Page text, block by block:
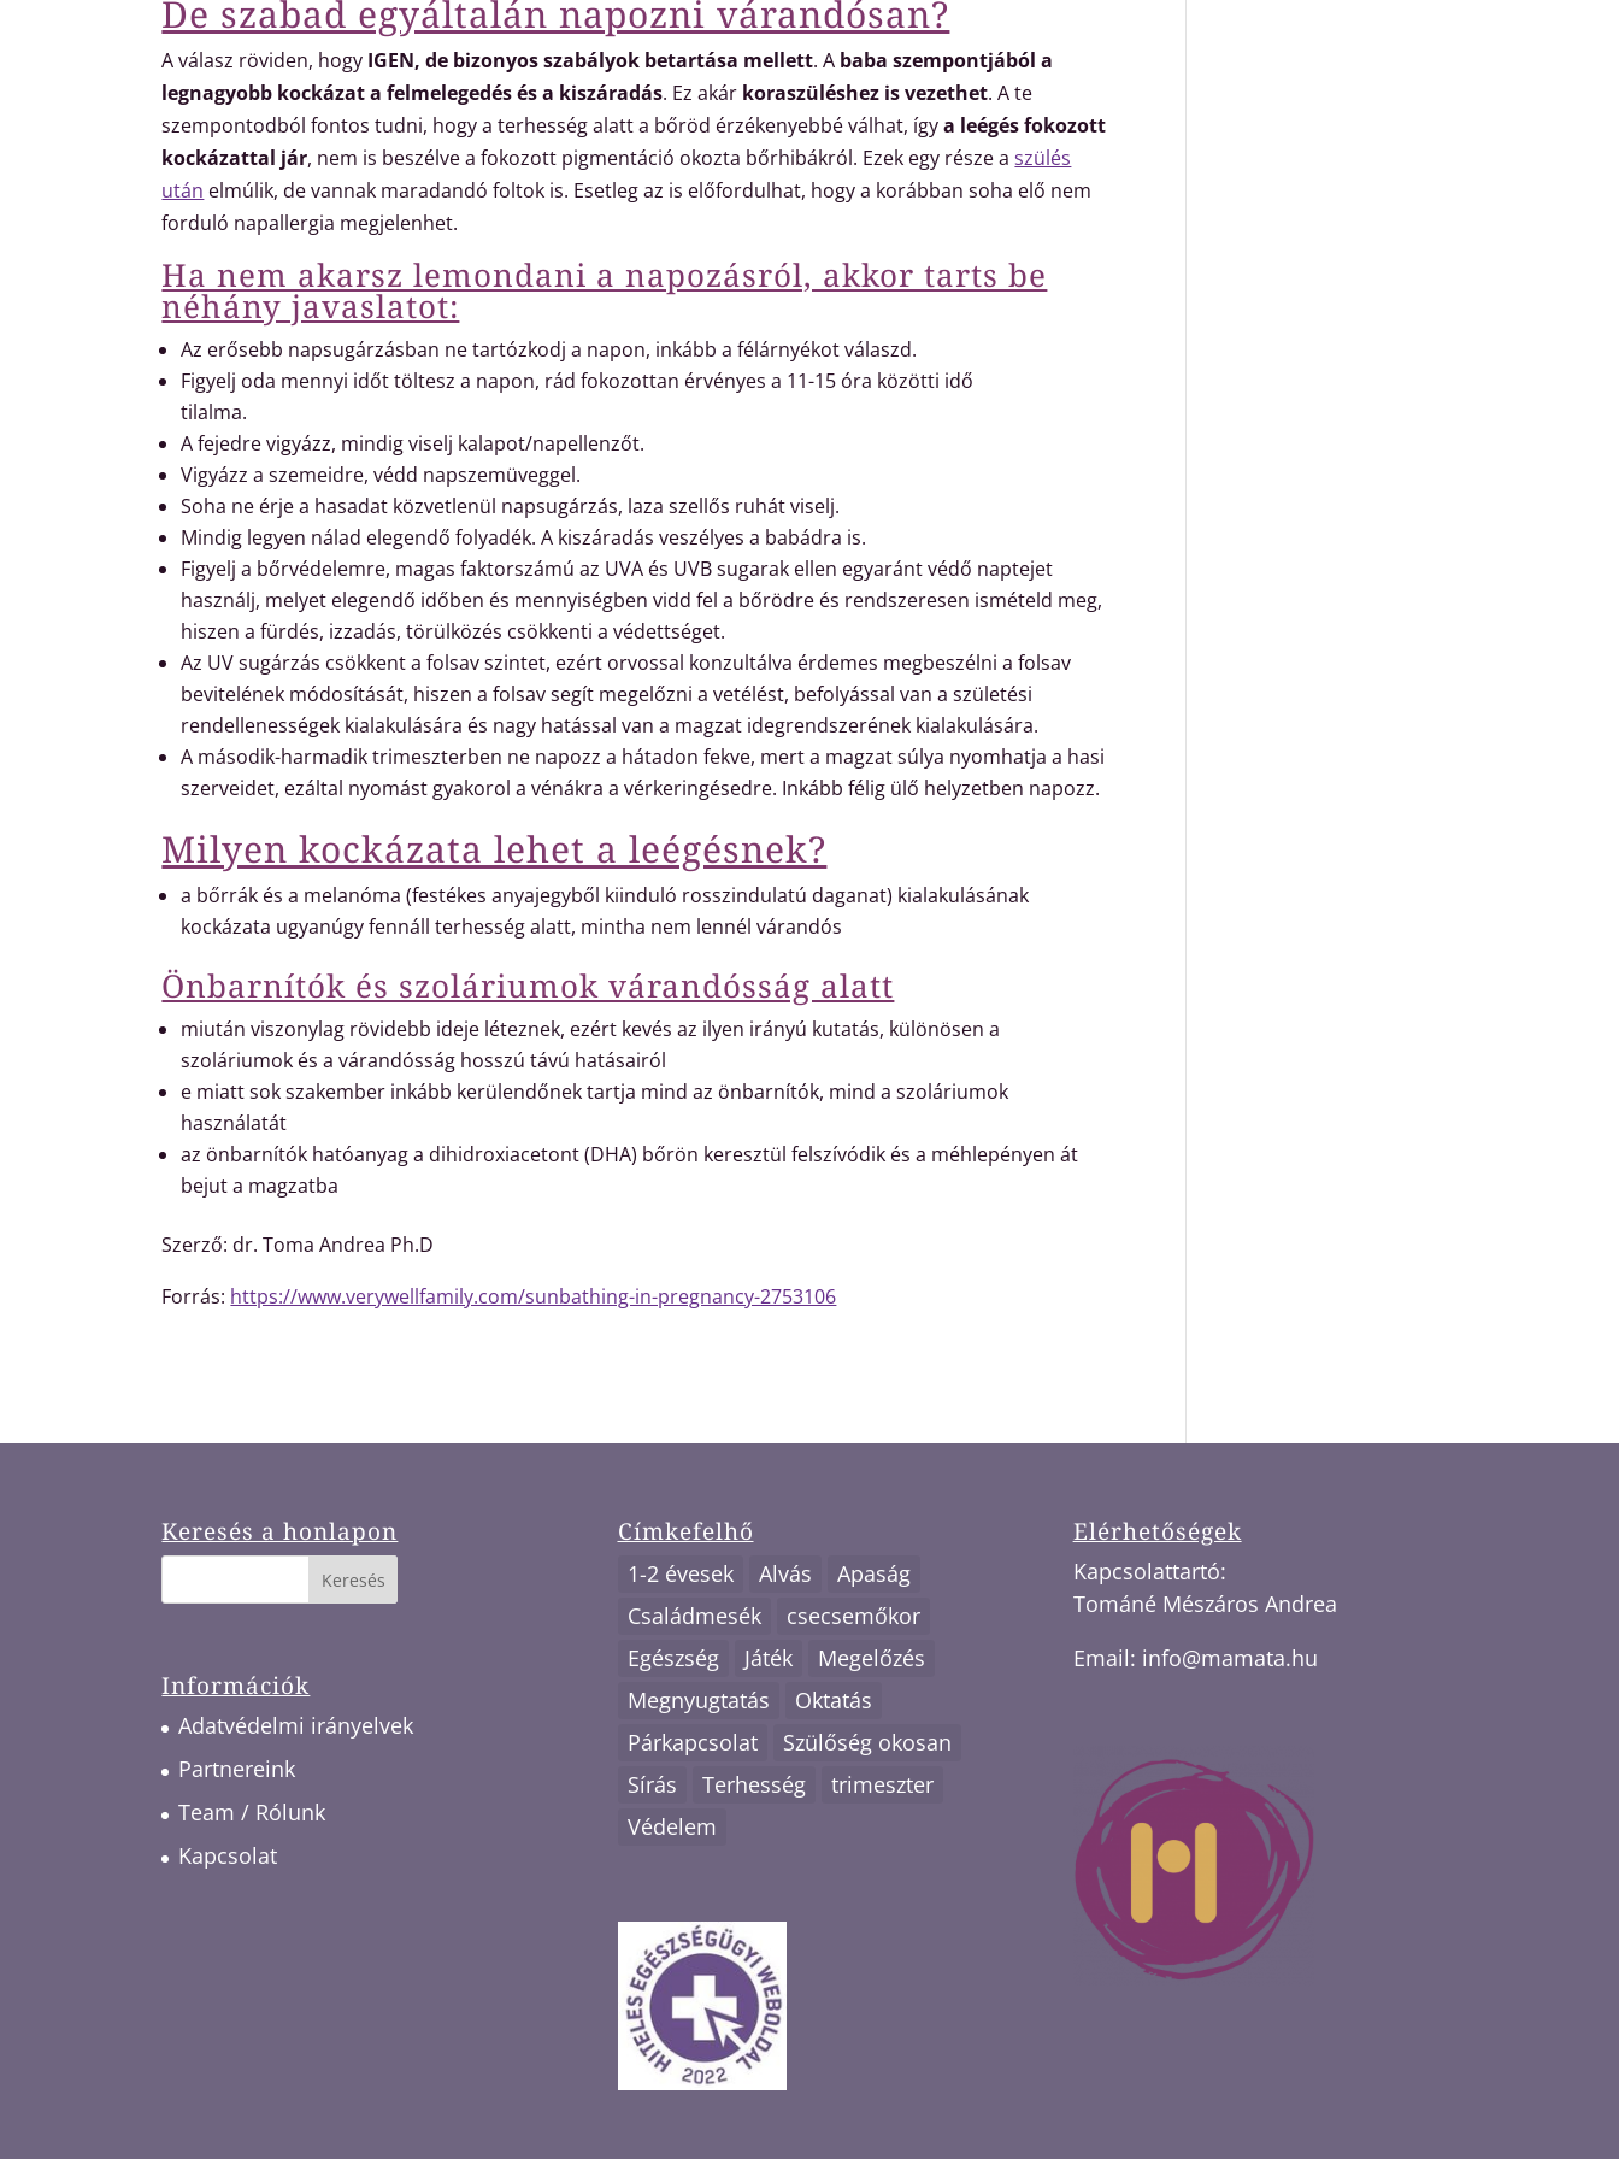
De szabad egyáltalán napozni várandósan?
A válasz röviden, hogy IGEN, de bizonyos szabályok betartása mellett. A baba szempontjából a
legnagyobb kockázat a felmelegedés és a kiszáradás. Ez akár koraszüléshez is vezethet. A te
szempontodból fontos tudni, hogy a terhesség alatt a bőröd érzékenyebbé válhat, ígya leégés fokozott
kockázattal jár, nem is beszélve a fokozott pigmentáció okozta bőrhibákról. Ezek egy része aszülés
után elmúlik, de vannak maradandó foltok is. Esetleg az is előfordulhat, hogy a korábban soha elő nem
forduló napallergia megjelenhet.
Ha nem akarsz lemondani a napozásról, akkor tarts be
néhány javaslatot:
Az erősebb napsugárzásban ne tartózkodj a napon, inkább a félárnyékot válaszd.
Figyelj oda mennyi időt töltesz a napon, rád fokozottan érvényes a 11-15 óra közötti idő
tilalma.
A fejedre vigyázz, mindig viselj kalapot/napellenzőt.
Vigyázz a szemeidre, védd napszemüveggel.
Soha ne érje a hasadat közvetlenül napsugárzás, laza szellős ruhát viselj.
Mindig legyen nálad elegendő folyadék. A kiszáradás veszélyes a babádra is.
Figyelj a bőrvédelemre, magas faktorszámú az UVA és UVB sugarak ellen egyaránt védő naptejet
használj, melyet elegendő időben és mennyiségben vidd fel a bőrödre és rendszeresen ismételd meg,
hiszen a fürdés, izzadás, törülközés csökkenti a védettséget.
Az UV sugárzás csökkent a folsav szintet, ezért orvossal konzultálva érdemes megbeszélni a folsav
bevitelének módosítását, hiszen a folsav segít megelőzni a vetélést, befolyással van a születési
rendellenességek kialakulására és nagy hatással van a magzat idegrendszerének kialakulására.
A második-harmadik trimeszterben ne napozz a hátadon fekve, mert a magzat súlya nyomhatja a hasi
szerveidet, ezáltal nyomást gyakorol a vénákra a vérkeringésedre. Inkább félig ülő helyzetben napozz.
Milyen kockázata lehet a leégésnek?
a bőrrák és a melanóma (festékes anyajegyből kiinduló rosszindulatú daganat) kialakulásának
kockázata ugyanúgy fennáll terhesség alatt, mintha nem lennél várandós
Önbarnítók és szoláriumok várandósság alatt
miután viszonylag rövidebb ideje léteznek, ezért kevés az ilyen irányú kutatás, különösen a
szoláriumok és a várandósság hosszú távú hatásairól
e miatt sok szakember inkább kerülendőnek tartja mind az önbarnítók, mind a szoláriumok
használatát
az önbarnítók hatóanyag a dihidroxiacetont (DHA) bőrön keresztül felszívódik és a méhlepényen át
bejut a magzatba
Szerző: dr. Toma Andrea Ph.D
Forrás: https://www.verywellfamily.com/sunbathing-in-pregnancy-2753106
Keresés a honlapon
Információk
Adatvédelmi irányelvek
Partnereink
Team / Rólunk
Kapcsolat
Címkefelhő
1-2 évesek Alvás
Apaság
Családmesék
csecsemőkor
Egészség
Játék
Megelőzés
Megnyugtatás
Oktatás
Párkapcsolat
Szülőség okosan
Sírás
Terhesség
trimeszter
Védelem
Elérhetőségek
Kapcsolattartó:
Tománé Mészáros Andrea
Email: info@mamata.hu